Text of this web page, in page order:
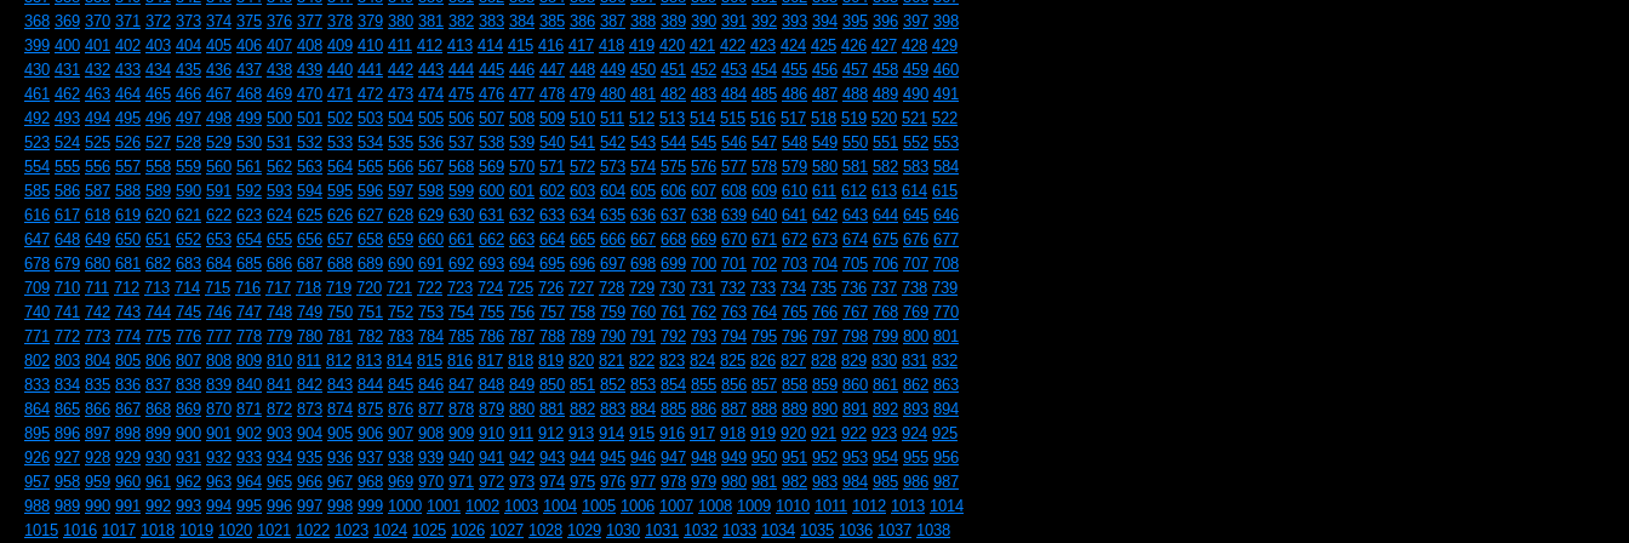
368 369 370 371 372 373 374 375 376 377 378 379 380 381 382 383 384 385 386 387 388 389 390 391 392 393 394 395 396 397 398
399 400 401 402 403 404 405 406 407 408 409 410 411 412 413 414 415 416 417 418 419 420 421 422 423 424 425 426 427 428 429
430 431 432 433 434 435 436 437 438 439 440 441 442 443 444 445 446 447 448 449 450 451 452 453 454 455 456 457 458 459 460
461 462 463 464 465 466 467 468 469 470 471 472 473 474 475 476 477 478 479 480 481 482 483 484 485 486 487 488 489 490 491
492 493 494 495 496 497 498 499 500 501 502 503 504 505 506 507 508 509 510 511 512 513 514 515 516 517 518 519 520 521 522
523 524 525 526 527 528 529 530 531 532 533 534 535 536 537 538 539 540 541 542 543 544 545 546 547 548 549 550 551 552 553
554 555 556 557 558 559 560 561 562 563 564 565 566 567 568 569 570 571 572 573 574 575 576 577 578 579 580 581 582 583 584
585 586 587 588 589 590 591 592 593 594 595 596 597 598 599 600 601 602 603 604 605 606 607 608 609 610 611 612 613 614 615
616 617 618 619 620 621 622 623 624 625 626 627 628 629 630 631 632 633 634 635 636 637 638 639 640 641 642 643 644 645 646
647 648 649 650 651 652 653 654 655 656 657 658 659 660 661 662 663 664 665 666 667 668 669 670 671 672 673 674 675 676 677
678 679 680 681 682 683 684 685 686 687 688 689 690 691 692 693 694 695 696 697 698 699 700 701 702 703 704 705 706 707 708
709 710 711 712 713 714 715 716 717 718 719 720 721 722 723 724 725 726 727 728 729 730 731 732 733 734 735 736 737 738 739
740 741 742 743 744 745 746 747 748 749 750 751 752 753 754 755 756 757 758 759 760 761 762 763 764 765 766 767 768 769 770
771 772 773 774 775 776 777 778 779 780 781 782 783 784 785 786 787 788 789 790 791 792 793 794 795 796 797 798 799 800 801
802 803 804 805 806 807 808 809 810 811 812 813 814 815 816 817 818 819 820 821 822 823 824 825 826 827 828 829 830 831 832
833 834 835 836 837 838 839 840 841 842 843 844 845 846 847 848 849 850 851 852 853 854 855 856 857 858 859 860 861 862 863
864 865 866 867 868 869 870 871 872 873 874 875 876 877 878 879 880 881 882 883 884 885 886 887 888 889 890 891 892 893 894
895 896 897 898 899 900 901 902 903 904 905 906 907 908 909 910 911 912 913 914 915 916 917 918 919 920 921 922 923 924 925
926 927 928 929 930 931 932 933 934 935 936 937 938 939 940 941 942 943 944 945 946 947 948 949 950 951 952 953 954 955 956
957 958 959 960 961 962 963 964 965 966 967 968 969 970 971 972 973 974 975 976 977 978 979 980 981 982 983 984 985 986 987
988 989 990 991 992 993 994 995 996 997 998 999 1000 1001 1002 1003 1004 1005 1006 1007 1008 1009 1010 1011 1012 1013 1014
1015 1016 1017 1018 1019 1020 1021 1022 1023 1024 1025 1026 1027 1028 1029 1030 1031 1032 1033 1034 1035 1036 1037 1038